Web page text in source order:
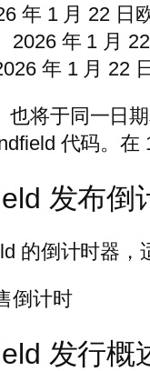
年 1 月 22 日
2026 年 1 月
年 1 月 22
也将于同一日
代码。在
发布倒
的倒计时器，
倒计时
发行概